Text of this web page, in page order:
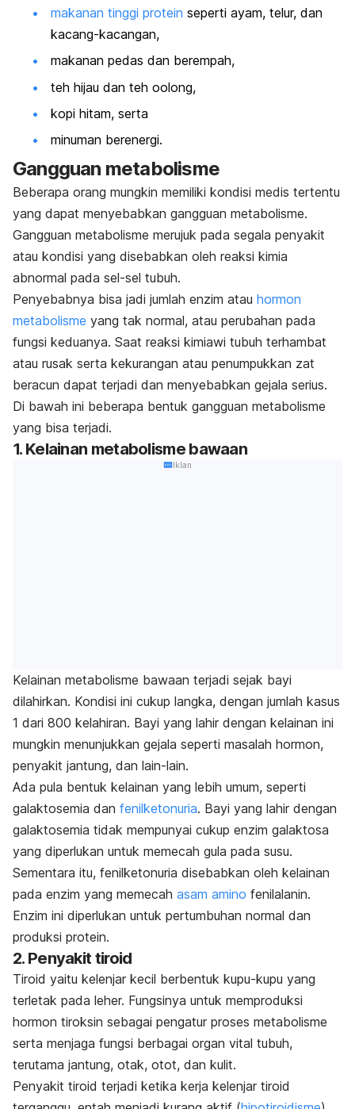
makanan tinggi protein seperti ayam, telur, dan
kacang-kacangan,
makanan pedas dan berempah,
teh hijau dan teh oolong,
kopi hitam, serta
minuman berenergi.
Gangguan metabolisme
Beberapa orang mungkin memiliki kondisi medis tertentu
yang dapat menyebabkan gangguan metabolisme.
Gangguan metabolisme merujuk pada segala penyakit
atau kondisi yang disebabkan oleh reaksi kimia
abnormal pada sel-sel tubuh.
Penyebabnya bisa jadi jumlah enzim atau hormon
metabolisme yang tak normal, atau perubahan pada
fungsi keduanya. Saat reaksi kimiawi tubuh terhambat
atau rusak serta kekurangan atau penumpukkan zat
beracun dapat terjadi dan menyebabkan gejala serius.
Di bawah ini beberapa bentuk gangguan metabolisme
yang bisa terjadi.
1. Kelainan metabolisme bawaan
Iklan
Kelainan metabolisme bawaan terjadi sejak bayi
dilahirkan. Kondisi ini cukup langka, dengan jumlah kasus
1 dari 800 kelahiran. Bayi yang lahir dengan kelainan ini
mungkin menunjukkan gejala seperti masalah hormon,
penyakit jantung, dan lain-lain.
Ada pula bentuk kelainan yang lebih umum, seperti
galaktosemia dan fenilketonuria. Bayi yang lahir dengan
galaktosemia tidak mempunyai cukup enzim galaktosa
yang diperlukan untuk memecah gula pada susu.
Sementara itu, fenilketonuria disebabkan oleh kelainan
pada enzim yang memecah asam amino fenilalanin.
Enzim ini diperlukan untuk pertumbuhan normal dan
produksi protein.
2. Penyakit tiroid
Tiroid yaitu kelenjar kecil berbentuk kupu-kupu yang
terletak pada leher. Fungsinya untuk memproduksi
hormon tiroksin sebagai pengatur proses metabolisme
serta menjaga fungsi berbagai organ vital tubuh,
terutama jantung, otak, otot, dan kulit.
Penyakit tiroid terjadi ketika kerja kelenjar tiroid